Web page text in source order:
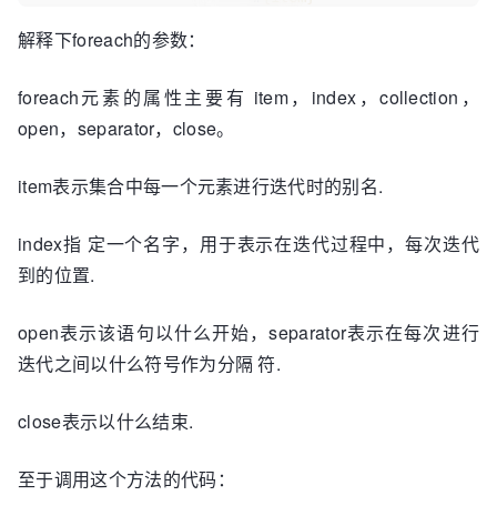
return
public
void setFileUrls(String
[]
) {
</delete>
解释下foreach的参数：
foreach元素的属性主要有 item，index，collection，
open，separator，close。
item表示集合中每一个元素进行迭代时的别名.
index指 定一个名字，用于表示在迭代过程中，每次迭代
到的位置.
open表示该语句以什么开始，separator表示在每次进行
迭代之间以什么符号作为分隔 符.
close表示以什么结束.
至于调用这个方法的代码：